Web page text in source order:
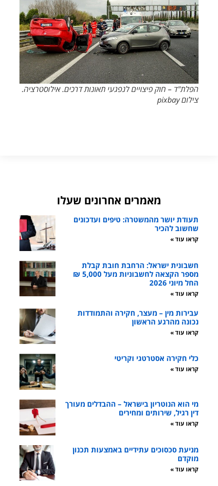
הפלת"ד – חוק פיצויים לנפגעי תאונות דרכים. אילוסטרציה.
צילום pixbay
מאמרים אחרונים שעלו
תעודת יושר מהמשטרה: טיפים ועדכונים
שחשוב להכיר
קראו עוד »
חשבונית ישראל: הרחבת חובת קבלת
מספר הקצאה לחשבוניות מעל 5,000 ₪
החל מיוני 2026
קראו עוד »
עבירות מין – מעצר, חקירה והתמודדות
נכונה מהרגע הראשון
קראו עוד »
כלי חקירה אסטרטגי וקריטי
קראו עוד »
מי הוא הנוטריון בישראל – ההבדלים מעורך
דין רגיל, שירותים ומחירים
קראו עוד »
מניעת סכסוכים עתידיים באמצעות תכנון
מוקדם
קראו עוד »